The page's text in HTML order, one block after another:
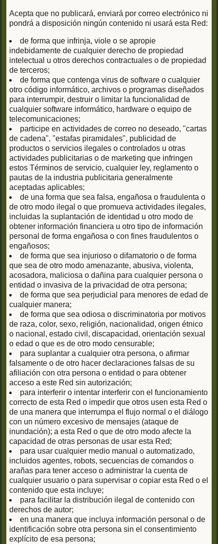
Acepta que no publicará, enviará por correo electrónico ni
pondrá a disposición ningún contenido ni usará esta Red:
de forma que infrinja, viole o se apropie
indebidamente de cualquier derecho de propiedad
intelectual u otros derechos contractuales o de propiedad
de terceros;
de forma que contenga virus de software o cualquier
otro código informático, archivos o programas diseñados
para interrumpir, destruir o limitar la funcionalidad de
cualquier software informático, hardware o equipo de
telecomunicaciones;
participe en actividades de correo no deseado, "cartas
de cadena", "estafas piramidales", publicidad de
productos o servicios ilegales o controlados u otras
actividades publicitarias o de marketing que infringen
estos Términos de servicio, cualquier ley, reglamento o
pautas de la industria publicitaria generalmente
aceptadas aplicables;
de una forma que sea falsa, engañosa o fraudulenta o
de otro modo ilegal o que promueva actividades ilegales,
incluidas la suplantación de identidad u otro modo de
obtener información financiera u otro tipo de información
personal de forma engañosa o con fines fraudulentos o
engañosos;
de forma que sea injurioso o difamatorio o de forma
que sea de otro modo amenazante, abusiva, violenta,
acosadora, maliciosa o dañina para cualquier persona o
entidad o invasiva de la privacidad de otra persona;
de forma que sea perjudicial para menores de edad de
cualquier manera;
de forma que sea odiosa o discriminatoria por motivos
de raza, color, sexo, religión, nacionalidad, origen étnico
o nacional, estado civil, discapacidad, orientación sexual
o edad o que es de otro modo censurable;
para suplantar a cualquier otra persona, o afirmar
falsamente o de otro hacer declaraciones falsas de su
afiliación con otra persona o entidad o para obtener
acceso a este Red sin autorización;
para interferir o intentar interferir con el funcionamiento
correcto de esta Red o impedir que otros usen esta Red o
de una manera que interrumpa el flujo normal o el diálogo
con un número excesivo de mensajes (ataque de
inundación); a esta Red o que de otro modo afecte la
capacidad de otras personas de usar esta Red;
para usar cualquier medio manual o automatizado,
incluidos agentes, robots, secuencias de comandos o
arañas para tener acceso o administrar la cuenta de
cualquier usuario o para supervisar o copiar esta Red o el
contenido que esta incluye;
para facilitar la distribución ilegal de contenido con
derechos de autor;
en una manera que incluya información personal o de
identificación sobre otra persona sin el consentimiento
explícito de esa persona;